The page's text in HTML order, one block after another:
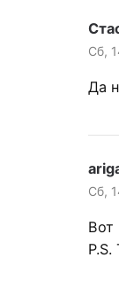
Сб,
Да
Сб,
Вот